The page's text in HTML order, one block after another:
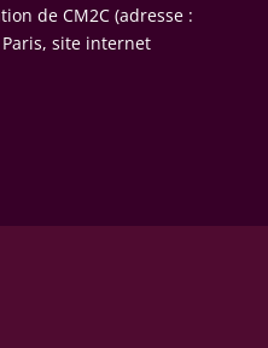
de CM2C (adresse :
site internet